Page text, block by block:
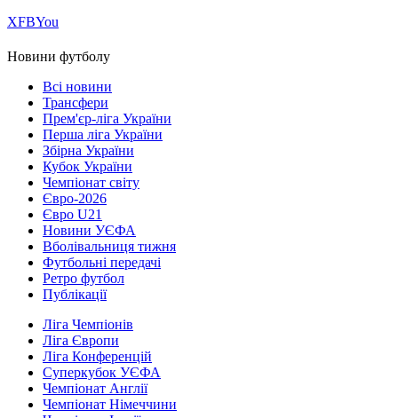
ХFBYou
Новини футболу
Всі новини
Трансфери
Прем'єр-ліга України
Перша ліга України
Збірна України
Кубок України
Чемпіонат світу
Євро-2026
Євро U21
Новини УЄФА
Вболівальниця тижня
Футбольні передачі
Ретро футбол
Публікації
Ліга Чемпіонів
Ліга Європи
Ліга Конференцій
Суперкубок УЄФА
Чемпіонат Англії
Чемпіонат Німеччини